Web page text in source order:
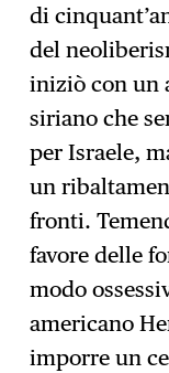
di
del
iniziò con un
siriano che
per Israele,
un
fronti.
favore delle
modo
americano
imporre un